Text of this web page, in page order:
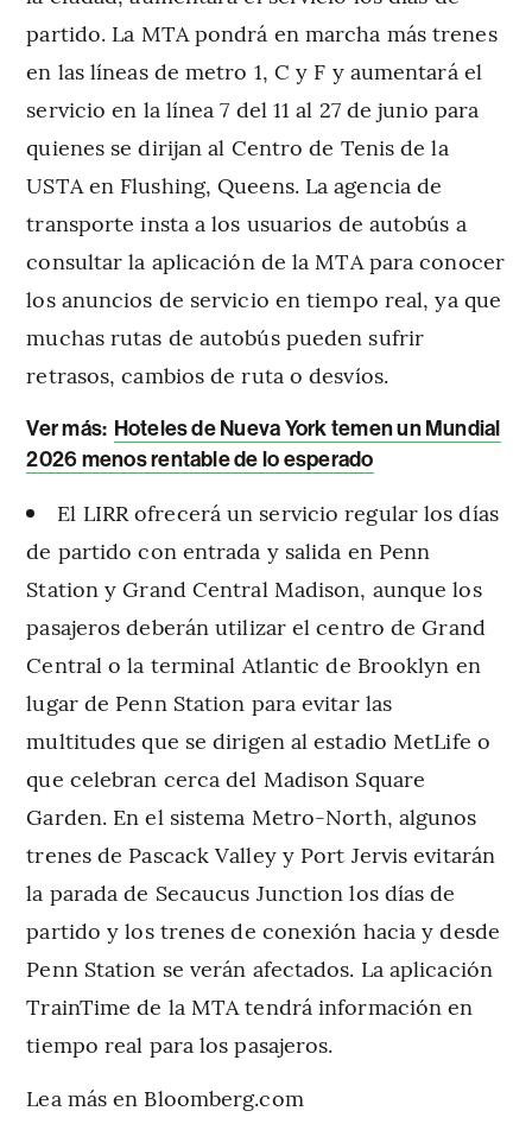
partido. La MTA pondrá en marcha más trenes
en las líneas de metro 1, C y F y aumentará el
servicio en la línea 7 del 11 al 27 de junio para
quienes se dirijan al Centro de Tenis de la
USTA en Flushing, Queens. La agencia de
transporte insta a los usuarios de autobús a
consultar la aplicación de la MTA para conocer
los anuncios de servicio en tiempo real, ya que
muchas rutas de autobús pueden sufrir
retrasos, cambios de ruta o desvíos.
Ver más: Hoteles de Nueva York temen un Mundial
2026 menos rentable de lo esperado
El LIRR ofrecerá un servicio regular los días
de partido con entrada y salida en Penn
Station y Grand Central Madison, aunque los
pasajeros deberán utilizar el centro de Grand
Central o la terminal Atlantic de Brooklyn en
lugar de Penn Station para evitar las
multitudes que se dirigen al estadio MetLife o
que celebran cerca del Madison Square
Garden. En el sistema Metro-North, algunos
trenes de Pascack Valley y Port Jervis evitarán
la parada de Secaucus Junction los días de
partido y los trenes de conexión hacia y desde
Penn Station se verán afectados. La aplicación
TrainTime de la MTA tendrá información en
tiempo real para los pasajeros.
Lea más en Bloomberg.com